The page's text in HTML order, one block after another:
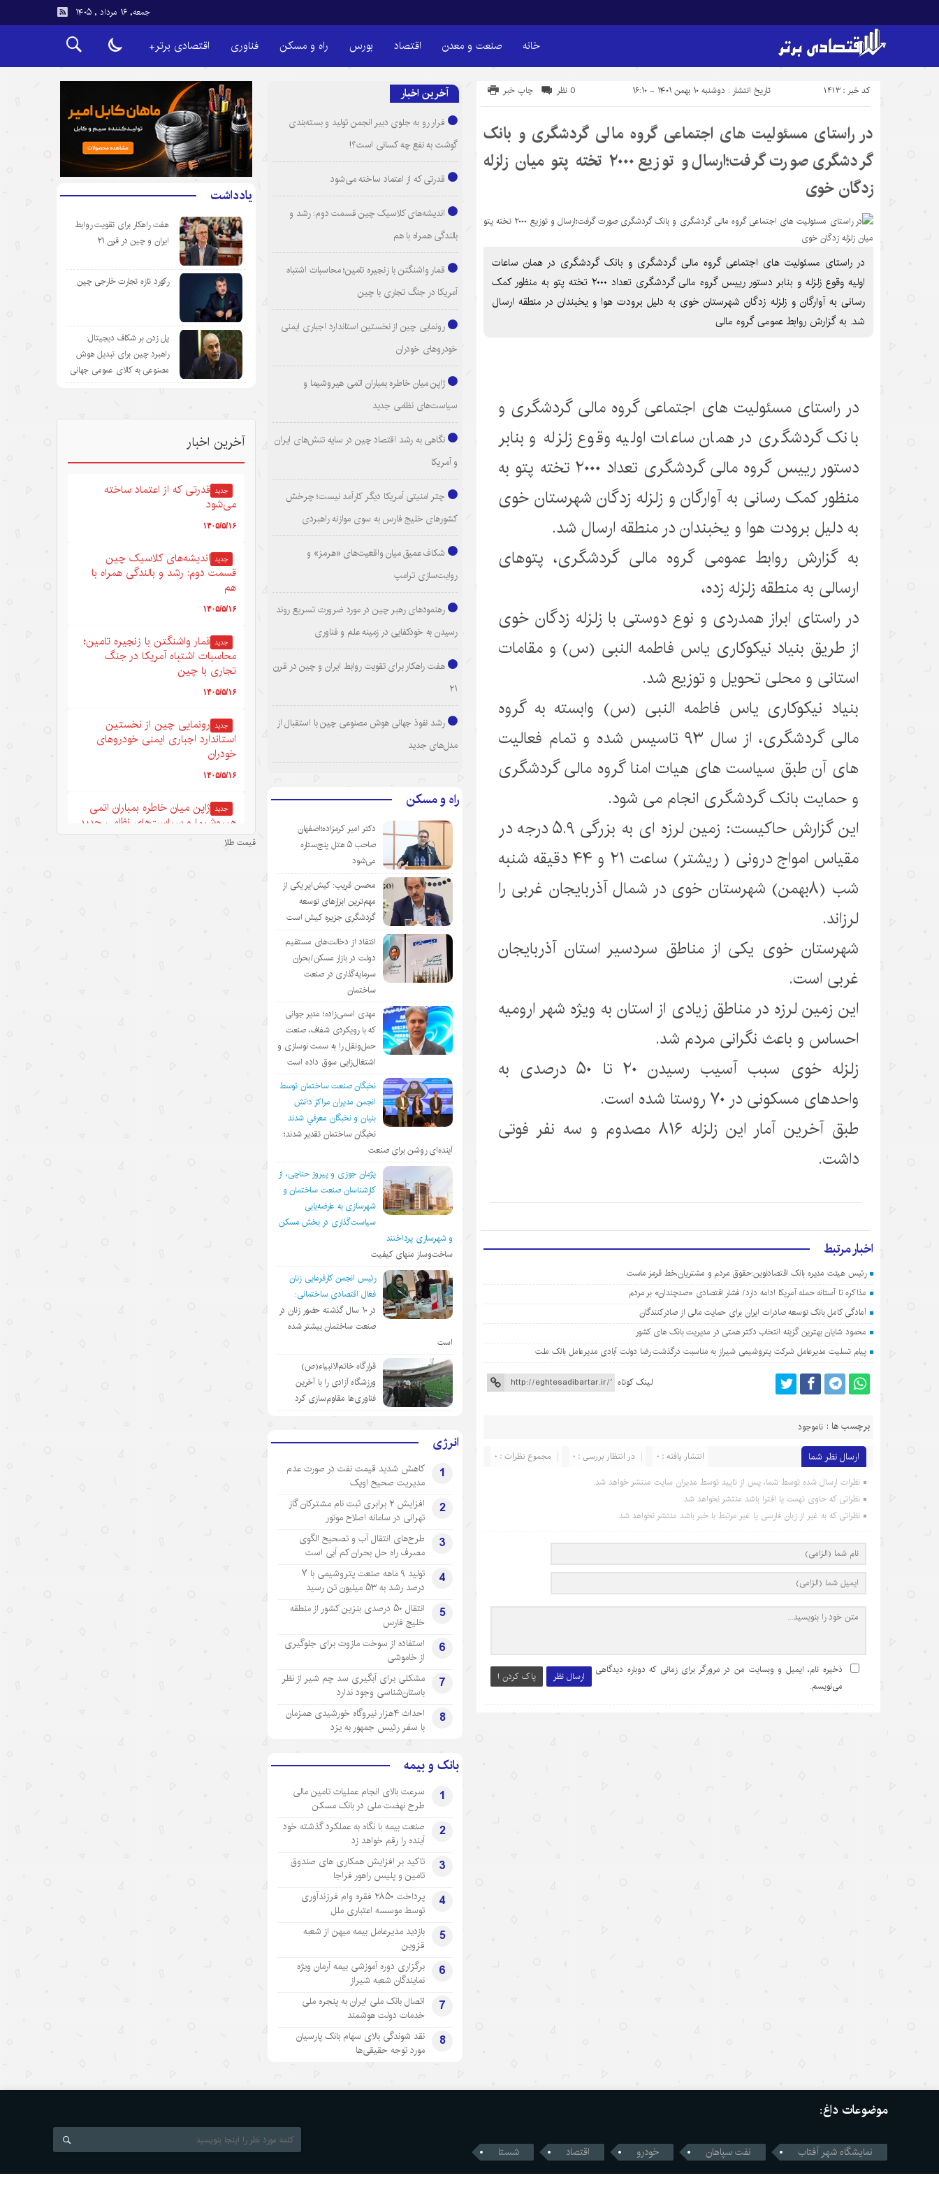
جمعه, ۱۶ مرداد , ۱۴۰۵
خانه صنعت و معدن اقتصاد بورس راه و مسکن فناوری اقتصادی برتر+
تاریخ انتشار : دوشنبه ۱۰ بهمن ۱۴۰۱ - ۱۶:۱۰ کد خبر : 1413 چاپ خبر 0 نظر
در راستای مسئولیت های اجتماعی گروه مالی گردشگری و بانک
گردشگری صورت گرفت؛ارسال و توزیع ۲۰۰۰ تخته پتو میان زلزله
زدگان خوی
در راستای مسئولیت های اجتماعی گروه مالی گردشگری و بانک گردشگری در همان ساعات
اولیه وقوع زلزله و بنابر دستور رییس گروه مالی گردشگری تعداد ۲۰۰۰ تخته پتو به منظور کمک
رسانی به آوارگان و زلزله زدگان شهرستان خوی به دلیل برودت هوا و یخبندان در منطقه ارسال
شد. به گزارش روابط عمومی گروه مالی
در راستای مسئولیت های اجتماعی گروه مالی گردشگری و
بانک گردشگری در همان ساعات اولیه وقوع زلزله و بنابر
دستور رییس گروه مالی گردشگری تعداد ۲۰۰۰ تخته پتو به
منظور کمک رسانی به آوارگان و زلزله زدگان شهرستان خوی
به دلیل برودت هوا و یخبندان در منطقه ارسال شد.
به گزارش روابط عمومی گروه مالی گردشگری، پتوهای
ارسالی به منطقه زلزله زده،
در راستای ابراز همدردی و نوع دوستی با زلزله زدگان خوی
از طریق بنیاد نیکوکاری یاس فاطمه النبی (س) و مقامات
استانی و محلی تحویل و توزیع شد.
بنیاد نیکوکاری یاس فاطمه النبی (س) وابسته به گروه
مالی گردشگری، از سال ۹۳ تاسیس شده و تمام فعالیت
های آن طبق سیاست های هیات امنا گروه مالی گردشگری
و حمایت بانک گردشگری انجام می شود.
این گزارش حاکیست: زمین لرزه ای به بزرگی ۵.۹ درجه در
مقیاس امواج درونی ( ریشتر) ساعت ۲۱ و ۴۴ دقیقه شنبه
شب (۸بهمن) شهرستان خوی در شمال آذربایجان غربی را
لرزاند.
شهرستان خوی یکی از مناطق سردسیر استان آذربایجان
غربی است.
این زمین لرزه در مناطق زیادی از استان به ویژه شهر ارومیه
احساس و باعث نگرانی مردم شد.
زلزله خوی سبب آسیب رسیدن ۲۰ تا ۵۰ درصدی به
واحدهای مسکونی در ۷۰ روستا شده است.
طبق آخرین آمار این زلزله ۸۱۶ مصدوم و سه نفر فوتی
داشت.
اخبار مرتبط
رئیس هیئت مدیره بانک اقتصادنوین:حقوق مردم و مشتریان،خط قرمز ماست
مذاکره تا آستانه حمله آمریکا ادامه دارد/ فشار اقتصادی «صدچندان» بر مردم
آمادگی کامل بانک توسعه صادرات ایران برای حمایت مالی از صادرکنندگان
محمود شایان بهترین گزینه انتخاب دکتر همتی در مدیریت بانک های کشور
پیام تسلیت مدیرعامل شرکت پتروشیمی شیراز به مناسبت درگذشت رضا دولت آبادی مدیرعامل بانک ملت
لینک کوتاه
برچسب ها : ناموجود
ارسال نظر شما مجموع نظرات : 0 در انتظار بررسی : 0 انتشار یافته : 0
نظرات ارسال شده توسط شما، پس از تایید توسط مدیران سایت منتشر خواهد شد.
نظراتی که حاوی تهمت یا افترا باشد منتشر نخواهد شد.
نظراتی که به غیر از زبان فارسی یا غیر مرتبط با خبر باشد منتشر نخواهد شد.
ارسال نظر پاک کردن !
ذخیره نام، ایمیل و وبسایت من در مرورگر برای زمانی که دوباره دیدگاهی
می‌نویسم.
آخرین اخبار
فرار رو به جلوی دبیر انجمن تولید و بسته‌بندی
گوشت به نفع چه کسانی است؟!
قدرتی که از اعتماد ساخته می‌شود
اندیشه‌های کلاسیک چین قسمت دوم: رشد و
بالندگی همراه با هم
قمار واشنگتن با زنجیره تامین؛ محاسبات اشتباه
آمریکا در جنگ تجاری با چین
رونمایی چین از نخستین استاندارد اجباری ایمنی
خودروهای خودران
ژاپن میان خاطره بمباران اتمی هیروشیما و
سیاست‌های نظامی جدید
نگاهی به رشد اقتصاد چین در سایه تنش‌های ایران
و آمریکا
چتر امنیتی آمریکا دیگر کارآمد نیست؛ چرخش
کشورهای خلیج فارس به سوی موازنه راهبردی
شکاف عمیق میان واقعیت‌های «هرمز» و
روایت‌سازی ترامپ
رهنمودهای رهبر چین در مورد ضرورت تسریع روند
رسیدن به خودکفایی در زمینه علم و فناوری
هفت راهکار برای تقویت روابط ایران و چین در قرن
۲۱
رشد نفوذ جهانی هوش مصنوعی چین با استقبال از
مدل‌های جدید
راه و مسکن
دکتر امیر کرمزاده؛اصفهان
صاحب ۵ هتل پنج‌ستاره
می‌شود
محسن قریب: کیش‌ایر یکی از
مهم‌ترین ابزارهای توسعه
گردشگری جزیره کیش است
انتقاد از دخالت‌های مستقیم
دولت در بازار مسکن/بحران
سرمایه‌گذاری در صنعت
ساختمان
مهدی اسمی‌زاده؛ مدیر جوانی
که با رویکردی شفاف، صنعت
حمل‌ونقل را به سمت نوسازی و
اشتغال‌زایی سوق داده است
نخبگان صنعت ساختمان توسط
انجمن مديران مراكز دانش
بنيان و نخبگان معرفي شدند
نخبگان ساختمان تقدیر شدند؛
آینده‌ای روشن برای صنعت
پژمان جوزی و پیروز حناچی، از
کارشناسان صنعت ساختمان و
شهرسازی به عارضه‌یابی
سیاست‌گذاری در بخش مسکن
و شهرسازی پرداختند
ساخت‌وساز منهای کیفیت
رئیس انجمن کارفرمایی زنان
فعال اقتصادی ساختمانی:
در ١٠ سال گذشته حضور زنان در
صنعت ساختمان بیشتر شده
است
قرارگاه خاتم‌الانبیاء(ص)
ورزشگاه آزادی را با آخرین
فناوری‌ها مقاوم‌سازی کرد
انرژی
1
کاهش شدید قیمت نفت در صورت عدم
مدیریت صحیح اوپک
2
افزایش ۲ برابری ثبت نام مشترکان گاز
تهرانی‌ در سامانه اصلاح موتور
3
طرح‌های انتقال آب و تصحیح الگوی
مصرف راه حل بحران کم آبی است
4
تولید ۹ ماهه صنعت پتروشیمی با ۷
درصد رشد به ۵۳ میلیون تن رسید
5
انتقال ۵۰ درصدی بنزین کشور از منطقه
خلیج فارس
6
استفاده از سوخت مازوت برای جلوگیری
از خاموشی
7
مشکلی برای آبگیری سد چم شیر از نظر
باستان‌شناسی وجود ندارد
8
احداث ۴هزار نیروگاه خورشیدی همزمان
با سفر رئیس جمهور به یزد
بانک و بیمه
1
سرعت بالای انجام عملیات تامین مالی
طرح نهضت ملی در بانک مسکن
2
صنعت بیمه با نگاه به عملکرد گذشته خود
آینده را رقم خواهد زد
3
تاکید بر افزایش همکاری های صندوق
تامین و پلیس راهور فراجا
4
پرداخت ۲۸۵۰ فقره وام فرزندآوری
توسط موسسه اعتباری ملل
5
بازدید مدیرعامل بیمه میهن از شعبه
قزوین
6
برگزاری دوره آموزشی بیمه آرمان ویژه
نمایندگان شعبه شیراز
7
اتصال بانک ملی ایران به پنجره ملی
خدمات دولت هوشمند
8
نقد شوندگی بالای سهام بانک پارسیان
مورد توجه حقیقی‌ها
یادداشت
هفت راهکار برای تقویت روابط
ایران و چین در قرن ۲۱
رکورد تازه تجارت خارجی چین
پل زدن بر شکاف دیجیتال:
راهبرد چین برای تبدیل هوش
مصنوعی به کالای عمومی جهانی
.
آخرین اخبار
جدید قدرتی که از اعتماد ساخته
می‌شود
۱۴۰۵/۵/۱۶
جدید اندیشه‌های کلاسیک چین
قسمت دوم: رشد و بالندگی همراه با
هم
۱۴۰۵/۵/۱۶
جدید قمار واشنگتن با زنجیره تامین؛
محاسبات اشتباه آمریکا در جنگ
تجاری با چین
۱۴۰۵/۵/۱۶
جدید رونمایی چین از نخستین
استاندارد اجباری ایمنی خودروهای
خودران
۱۴۰۵/۵/۱۶
جدید ژاپن میان خاطره بمباران اتمی
هیروشیما و سیاست‌های نظامی جدید
۱۴۰۵/۵/۱۶
«اندیشه‌های کلاسیک چین» قسمت
قیمت طلا
موضوعات داغ:
نمایشگاه شهر آفتاب نفت سپاهان خودرو اقتصاد شستا